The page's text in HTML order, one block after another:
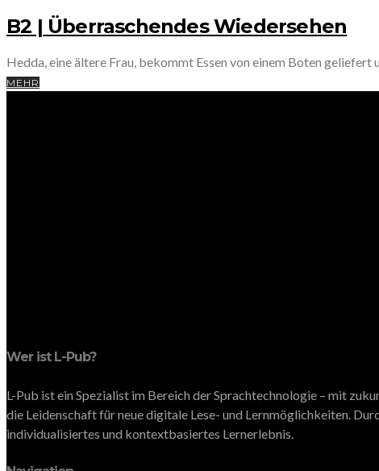
B2 | Überraschendes Wiedersehen
Hedda, eine ältere Frau, bekommt Essen von einem Boten
MEHR
Wer ist L-Pub?
L-Pub ist ein Spezialist im Bereich der Sprachtechnologie – mit
die Leidenschaft für neue digitale Lese- und Lernmöglichkeiten.
individualisiertes und kontextbasiertes Lernerlebnis.